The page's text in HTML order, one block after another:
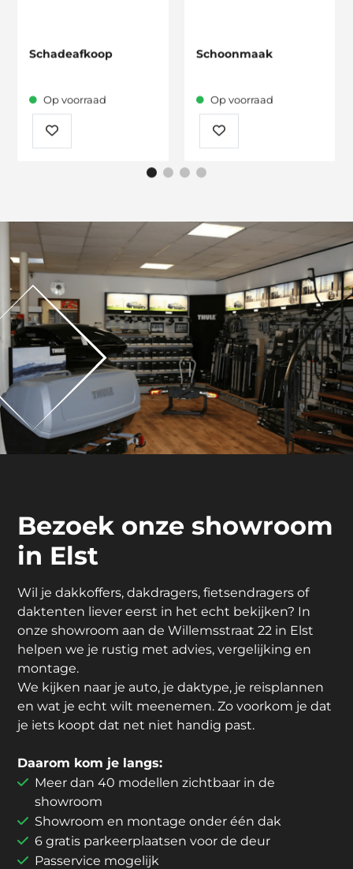
Schadeafkoop
Op voorraad
Schoonmaak
Op voorraad
Bezoek onze showroom
in Elst
Wil je dakkoffers, dakdragers, fietsendragers of
daktenten liever eerst in het echt bekijken? In
onze showroom aan de Willemsstraat 22 in Elst
helpen we je rustig met advies, vergelijking en
montage.
We kijken naar je auto, je daktype, je reisplannen
en wat je echt wilt meenemen. Zo voorkom je dat
je iets koopt dat net niet handig past.
Daarom kom je langs:
Meer dan 40 modellen zichtbaar in de
showroom
Showroom en montage onder één dak
6 gratis parkeerplaatsen voor de deur
Passervice mogelijk